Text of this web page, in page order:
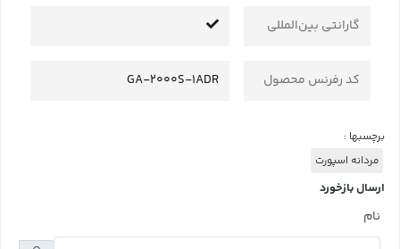
گارانتی بین‌المللی
کد رفرنس محصول GA-2000S-1ADR
برچسبها :
مردانه اسپورت
ارسال بازخورد
نام